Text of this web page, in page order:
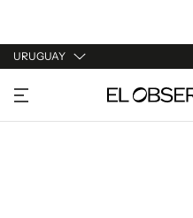
URUGUAY
URUGUAY
ARGENTINA